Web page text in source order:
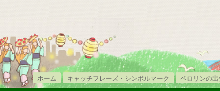
ホーム キャッチフレーズ・シンボルマーク ペロリンの